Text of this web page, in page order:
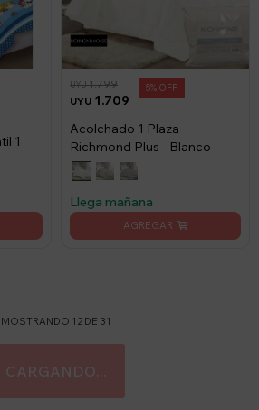
1
UYU 1.709
UYU1.799 5
Acolchado 1 Plaza
Richmond Plus - Blanco
Llega mañana
MOSTRANDO 12 DE 31